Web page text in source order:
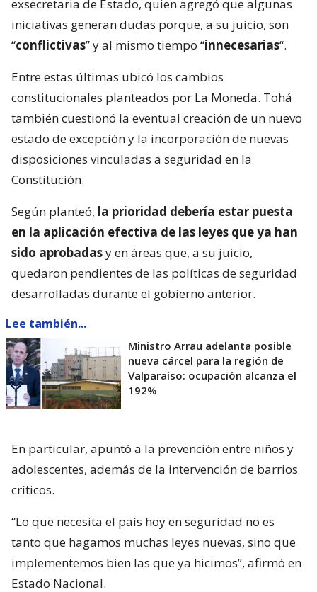
exsecretaria de Estado, quien agregó que algunas
iniciativas generan dudas porque, a su juicio, son
“conflictivas” y al mismo tiempo “innecesarias“.
Entre estas últimas ubicó los cambios
constitucionales planteados por La Moneda. Tohá
también cuestionó la eventual creación de un nuevo
estado de excepción y la incorporación de nuevas
disposiciones vinculadas a seguridad en la
Constitución.
Según planteó, la prioridad debería estar puesta
en la aplicación efectiva de las leyes que ya han
sido aprobadasy en áreas que, a su juicio,
quedaron pendientes de las políticas de seguridad
desarrolladas durante el gobierno anterior.
Lee también...
Ministro Arrau adelanta posible
nueva cárcel para la región de
Valparaíso: ocupación alcanza el
192%
En particular, apuntó a la prevención entre niños y
adolescentes, además de la intervención de barrios
críticos.
“Lo que necesita el país hoy en seguridad no es
tanto que hagamos muchas leyes nuevas, sino que
implementemos bien las que ya hicimos”, afirmó en
Estado Nacional.